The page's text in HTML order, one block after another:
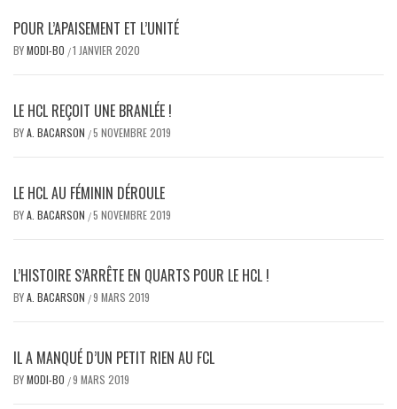
POUR L’APAISEMENT ET L’UNITÉ
BYMODI-BO /1 JANVIER 2020
LE HCL REÇOIT UNE BRANLÉE !
BYA. BACARSON /5 NOVEMBRE 2019
LE HCL AU FÉMININ DÉROULE
BYA. BACARSON /5 NOVEMBRE 2019
L’HISTOIRE S’ARRÊTE EN QUARTS POUR LE HCL !
BYA. BACARSON /9 MARS 2019
IL A MANQUÉ D’UN PETIT RIEN AU FCL
BYMODI-BO /9 MARS 2019